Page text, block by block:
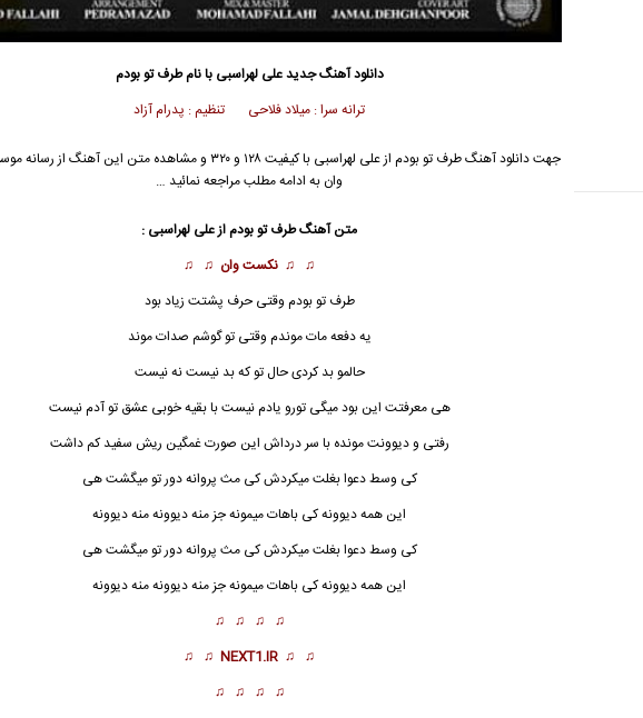
دانلود آهنگ جدیدعلی لهراسبی با نام طرف تو بودم
ترانه سرا : میلاد فلاحی تنظیم : پدرام آزاد
جهت دانلود آهنگ طرف تو بودم ازعلی لهراسبی
با کیفیت ۱۲۸ و ۳۲۰ و مشاهده متن این آهنگ از
وان به ادامه مطلب مراجعه نمائید …
متن آهنگ طرف تو بودم ازعلی لهراسبی :
♫ ♫ نکست وان ♫ ♫
طرف تو بودم وقتی حرف پشتت زیاد بود
یه دفعه مات موندم وقتی تو گوشم صدات موند
حالمو بد کردی حال تو که بد نیست نه نیست
هی معرفتت این بود میگی تورو یادم نیست با بقیه خوبی عشق تو آدم نیست
رفتی و دیوونت مونده با سر درداش این صورت غمگین ریش سفید کم داشت
کی وسط دعوا بغلت میکردش کی مث پروانه دور تو میگشت هی
این همه دیوونه کی باهات میمونه جز منه دیوونه منه دیوونه
کی وسط دعوا بغلت میکردش کی مث پروانه دور تو میگشت هی
این همه دیوونه کی باهات میمونه جز منه دیوونه منه دیوونه
♫ ♫ ♫ ♫
♫ ♫
NEXT1.IR
♫ ♫
♫ ♫ ♫ ♫